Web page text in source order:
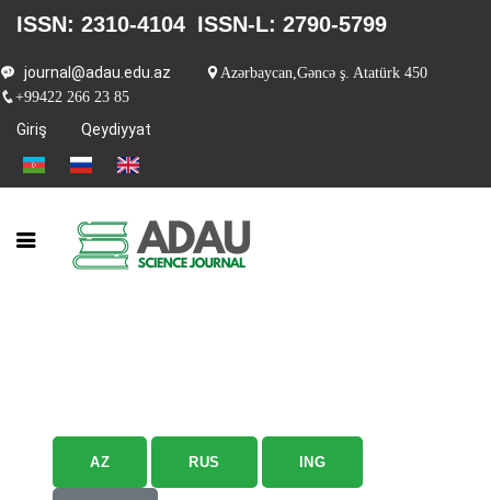
ISSN: 2310-4104 ISSN-L: 2790-5799
journal@adau.edu.az
Azərbaycan,Gəncə ş. Atatürk 450
+99422 266 23 85
Giriş Qeydiyyat
AZ RUS ING